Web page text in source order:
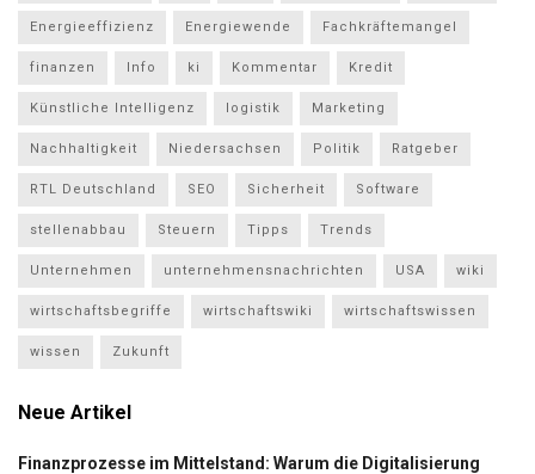
Energieeffizienz Energiewende Fachkräftemangel
finanzen Info ki Kommentar Kredit
Künstliche Intelligenz logistik Marketing
Nachhaltigkeit Niedersachsen Politik Ratgeber
RTL Deutschland SEO Sicherheit Software
stellenabbau Steuern Tipps Trends
Unternehmen unternehmensnachrichten USA wiki
wirtschaftsbegriffe wirtschaftswiki wirtschaftswissen
wissen Zukunft
Neue Artikel
Finanzprozesse im Mittelstand: Warum die Digitalisierung